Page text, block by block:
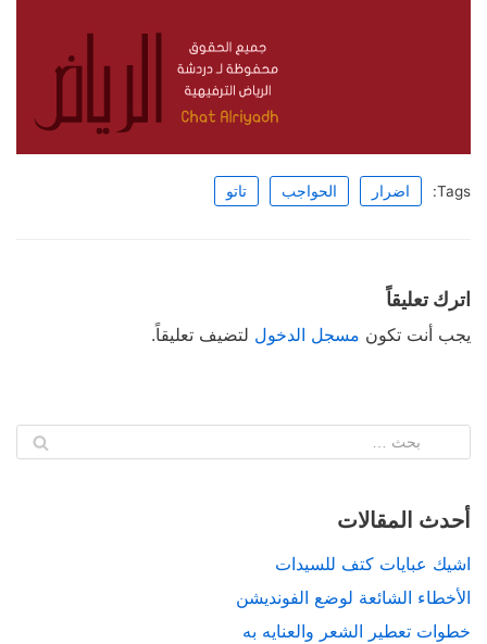
Tags: اضرار الحواجب تاتو
اترك تعليقاً
يجب أنت تكون مسجل الدخول لتضيف تعليقاً.
أحدث المقالات
اشيك عبايات كتف للسيدات
الأخطاء الشائعة لوضع الفونديشن
خطوات تعطير الشعر والعنايه به